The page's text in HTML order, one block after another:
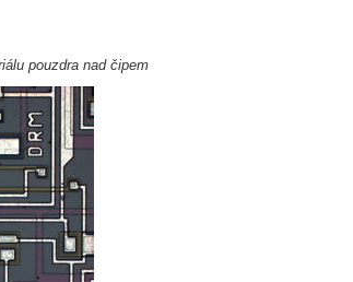
pouzdra nad čipem